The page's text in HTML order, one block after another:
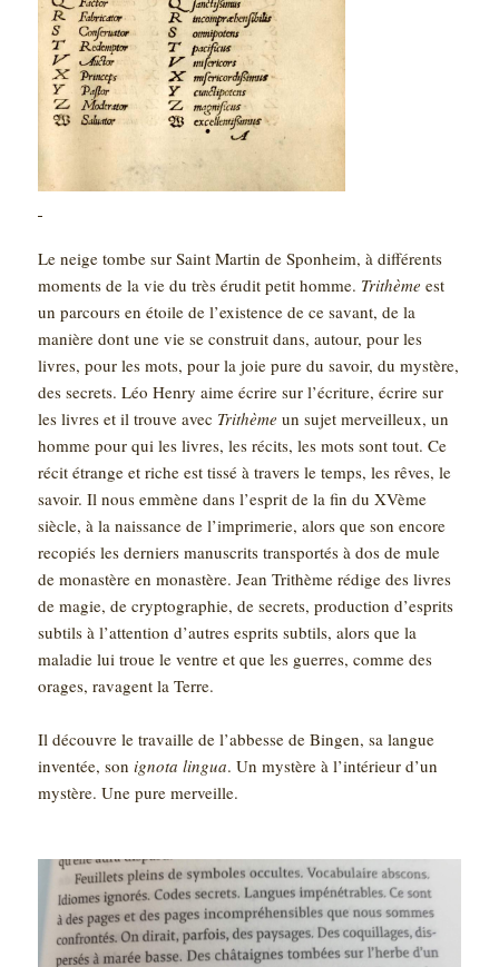
Le neige tombe sur Saint Martin de Sponheim, à différents
moments de la vie du très érudit petit homme. Trithème est
un parcours en étoile de l’existence de ce savant, de la
manière dont une vie se construit dans, autour, pour les
livres, pour les mots, pour la joie pure du savoir, du mystère,
des secrets. Léo Henry aime écrire sur l’écriture, écrire sur
les livres et il trouve avec Trithème un sujet merveilleux, un
homme pour qui les livres, les récits, les mots sont tout. Ce
récit étrange et riche est tissé à travers le temps, les rêves, le
savoir. Il nous emmène dans l’esprit de la fin du XVème
siècle, à la naissance de l’imprimerie, alors que son encore
recopiés les derniers manuscrits transportés à dos de mule
de monastère en monastère. Jean Trithème rédige des livres
de magie, de cryptographie, de secrets, production d’esprits
subtils à l’attention d’autres esprits subtils, alors que la
maladie lui troue le ventre et que les guerres, comme des
orages, ravagent la Terre.
Il découvre le travaille de l’abbesse de Bingen, sa langue
inventée, sonignota lingua. Un mystère à l’intérieur d’un
mystère. Une pure merveille.